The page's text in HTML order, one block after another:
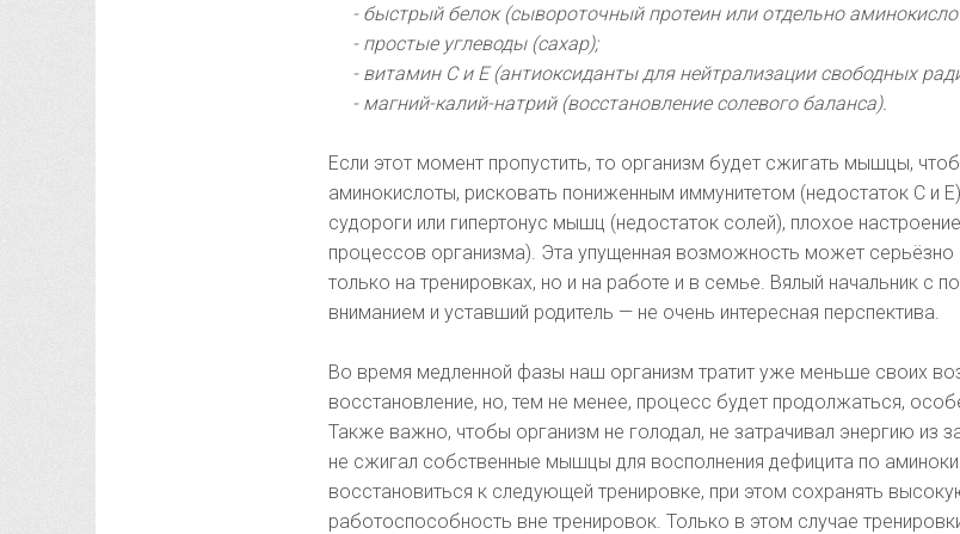
- быстрый белок (сывороточный протеин или отдельно
- простые углеводы (сахар);
- витамин С и Е (антиоксиданты для нейтрализации свободных
- магний-калий-натрий (восстановление солевого баланса).
Если этот момент пропустить, то организм будет сжигать мышцы,
аминокислоты, рисковать пониженным иммунитетом (недостаток С и
судороги или гипертонус мышц (недостаток солей), плохое
процессов организма). Эта упущенная возможность может серьёзно
только на тренировках, но и на работе и в семье. Вялый начальник с
вниманием и уставший родитель — не очень интересная перспектива.
Во время медленной фазы наш организм тратит уже меньше своих
восстановление, но, тем не менее, процесс будет продолжаться,
Также важно, чтобы организм не голодал, не затрачивал энергию из
не сжигал собственные мышцы для восполнения дефицита по
восстановиться к следующей тренировке, при этом сохранять
работоспособность вне тренировок. Только в этом случае